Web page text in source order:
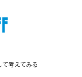
考えてみる